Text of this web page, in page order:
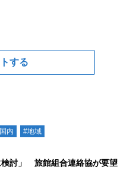
する
内 #地域
検討」 旅館組合連絡協が要望